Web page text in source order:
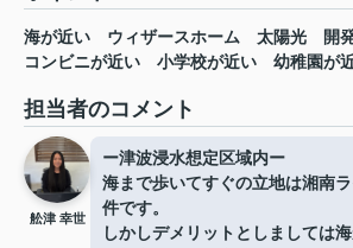
海が近い ウィザースホーム 太陽光 開
コンビニが近い
小学校が近い 幼稚園が
担当者のコメント
舩津 幸世
ー津波浸水想定区域内ー
海まで歩いてすぐの立地は湘南
件です。
しかしデメリットとしましては